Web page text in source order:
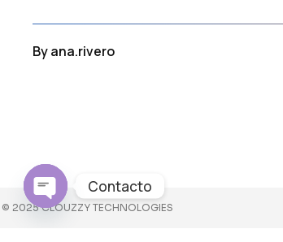
Byana.rivero
© 2025 CLOUZZY TECHNOLOGIES
Contacto
Open